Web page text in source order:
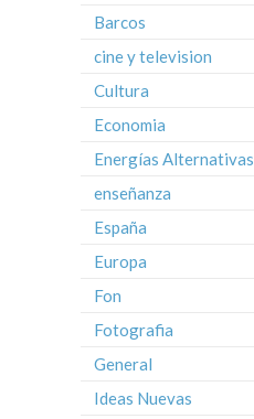
Barcos
cine y television
Cultura
Economia
Energías Alternativas
enseñanza
España
Europa
Fon
Fotografia
General
Ideas Nuevas